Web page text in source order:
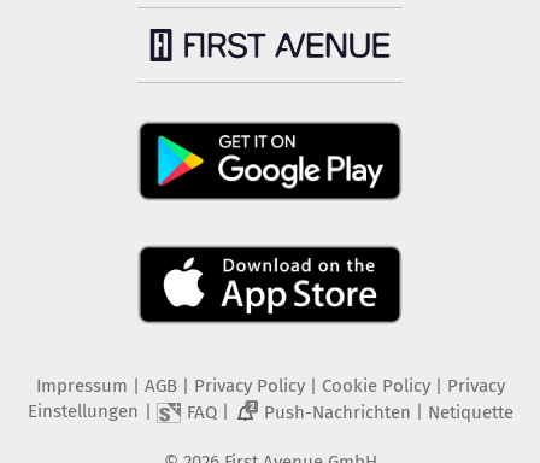
Impressum AGB Privacy Policy| Cookie Policy| Privacy
Einstellungen
FAQ| 2 Push-Nachrichten Netiquette